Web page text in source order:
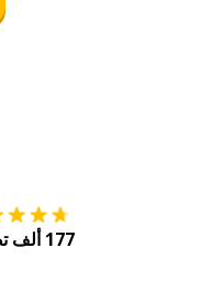
177 ألف تصنيف